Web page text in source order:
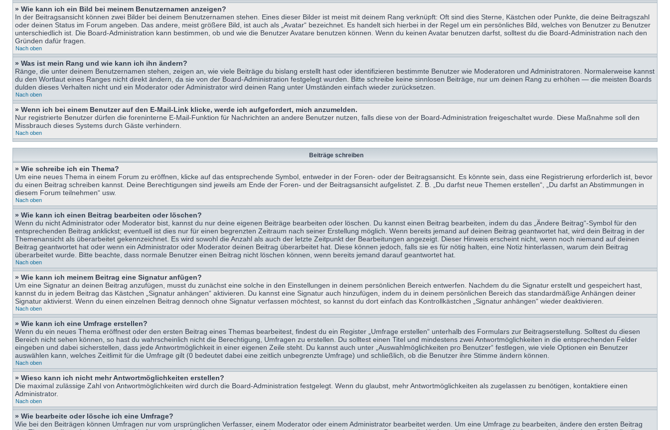
» Wie kann ich ein Bild bei meinem Benutzernamen anzeigen?
In der Beitragsansicht können zwei Bilder bei deinem Benutzernamen stehen. Eines dieser Bilder ist meist mit deinem Rang verknüpft: Oft sind dies Sterne, Kästchen oder Punkte, die deine Beitragszahl
oder deinen Status im Forum angeben. Das andere, meist größere Bild, ist auch als „Avatar“ bezeichnet. Es handelt sich hierbei in der Regel um ein persönliches Bild, welches von Benutzer zu Benutzer
unterschiedlich ist. Die Board-Administration kann bestimmen, ob und wie die Benutzer Avatare benutzen können. Wenn du keinen Avatar benutzen darfst, solltest du die Board-Administration nach den
Gründen dafür fragen.
Nach oben
» Was ist mein Rang und wie kann ich ihn ändern?
Ränge, die unter deinem Benutzernamen stehen, zeigen an, wie viele Beiträge du bislang erstellt hast oder identifizieren bestimmte Benutzer wie Moderatoren und Administratoren. Normalerweise kannst
du den Wortlaut eines Ranges nicht direkt ändern, da sie von der Board-Administration festgelegt wurden. Bitte schreibe keine sinnlosen Beiträge, nur um deinen Rang zu erhöhen — die meisten Boards
dulden dieses Verhalten nicht und ein Moderator oder Administrator wird deinen Rang unter Umständen einfach wieder zurücksetzen.
Nach oben
» Wenn ich bei einem Benutzer auf den E-Mail-Link klicke, werde ich aufgefordert, mich anzumelden.
Nur registrierte Benutzer dürfen die foreninterne E-Mail-Funktion für Nachrichten an andere Benutzer nutzen, falls diese von der Board-Administration freigeschaltet wurde. Diese Maßnahme soll den
Missbrauch dieses Systems durch Gäste verhindern.
Nach oben
Beiträge schreiben
» Wie schreibe ich ein Thema?
Um eine neues Thema in einem Forum zu eröffnen, klicke auf das entsprechende Symbol, entweder in der Foren- oder der Beitragsansicht. Es könnte sein, dass eine Registrierung erforderlich ist, bevor
du einen Beitrag schreiben kannst. Deine Berechtigungen sind jeweils am Ende der Foren- und der Beitragsansicht aufgelistet. Z. B. „Du darfst neue Themen erstellen“, „Du darfst an Abstimmungen in
diesem Forum teilnehmen“ usw.
Nach oben
» Wie kann ich einen Beitrag bearbeiten oder löschen?
Wenn du nicht Administrator oder Moderator bist, kannst du nur deine eigenen Beiträge bearbeiten oder löschen. Du kannst einen Beitrag bearbeiten, indem du das „Ändere Beitrag“-Symbol für den
entsprechenden Beitrag anklickst; eventuell ist dies nur für einen begrenzten Zeitraum nach seiner Erstellung möglich. Wenn bereits jemand auf deinen Beitrag geantwortet hat, wird dein Beitrag in der
Themenansicht als überarbeitet gekennzeichnet. Es wird sowohl die Anzahl als auch der letzte Zeitpunkt der Bearbeitungen angezeigt. Dieser Hinweis erscheint nicht, wenn noch niemand auf deinen
Beitrag geantwortet hat oder wenn ein Administrator oder Moderator deinen Beitrag überarbeitet hat. Diese können jedoch, falls sie es für nötig halten, eine Notiz hinterlassen, warum dein Beitrag
überarbeitet wurde. Bitte beachte, dass normale Benutzer einen Beitrag nicht löschen können, wenn bereits jemand darauf geantwortet hat.
Nach oben
» Wie kann ich meinem Beitrag eine Signatur anfügen?
Um eine Signatur an deinen Beitrag anzufügen, musst du zunächst eine solche in den Einstellungen in deinem persönlichen Bereich entwerfen. Nachdem du die Signatur erstellt und gespeichert hast,
kannst du in jedem Beitrag das Kästchen „Signatur anhängen“ aktivieren. Du kannst eine Signatur auch hinzufügen, indem du in deinem persönlichen Bereich das standardmäßige Anhängen deiner
Signatur aktivierst. Wenn du einen einzelnen Beitrag dennoch ohne Signatur verfassen möchtest, so kannst du dort einfach das Kontrollkästchen „Signatur anhängen“ wieder deaktivieren.
Nach oben
» Wie kann ich eine Umfrage erstellen?
Wenn du ein neues Thema eröffnest oder den ersten Beitrag eines Themas bearbeitest, findest du ein Register „Umfrage erstellen“ unterhalb des Formulars zur Beitragserstellung. Solltest du diesen
Bereich nicht sehen können, so hast du wahrscheinlich nicht die Berechtigung, Umfragen zu erstellen. Du solltest einen Titel und mindestens zwei Antwortmöglichkeiten in die entsprechenden Felder
eingeben und dabei sicherstellen, dass jede Antwortmöglichkeit in einer eigenen Zeile steht. Du kannst auch unter „Auswahlmöglichkeiten pro Benutzer“ festlegen, wie viele Optionen ein Benutzer
auswählen kann, welches Zeitlimit für die Umfrage gilt (0 bedeutet dabei eine zeitlich unbegrenzte Umfrage) und schließlich, ob die Benutzer ihre Stimme ändern können.
Nach oben
» Wieso kann ich nicht mehr Antwortmöglichkeiten erstellen?
Die maximal zulässige Zahl von Antwortmöglichkeiten wird durch die Board-Administration festgelegt. Wenn du glaubst, mehr Antwortmöglichkeiten als zugelassen zu benötigen, kontaktiere einen
Administrator.
Nach oben
» Wie bearbeite oder lösche ich eine Umfrage?
Wie bei den Beiträgen können Umfragen nur vom ursprünglichen Verfasser, einem Moderator oder einem Administrator bearbeitet werden. Um eine Umfrage zu bearbeiten, ändere den ersten Beitrag